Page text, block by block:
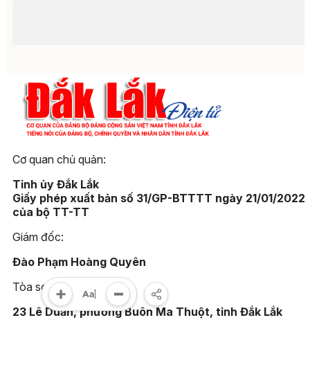
Cơ quan chủ quản:
Tỉnh ủy Đắk Lắk
Giấy phép xuất bản số 31/GP-BTTTT ngày 21/01/2022
của bộ TT-TT
Giám đốc:
Đào Phạm Hoàng Quyên
Tòa soạn:
23 Lê Duẩn, phường Buôn Ma Thuột, tỉnh Đắk Lắk